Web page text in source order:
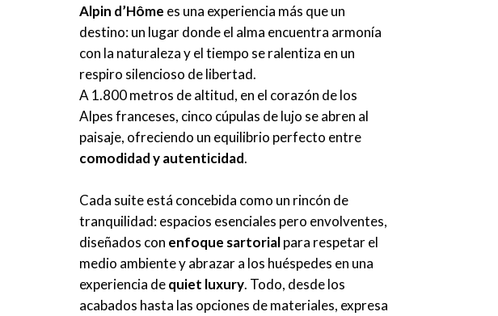
Alpin d’Hôme es una experiencia más que un
destino: un lugar donde el alma encuentra armonía
con la naturaleza y el tiempo se ralentiza en un
respiro silencioso de libertad.
A 1.800 metros de altitud, en el corazón de los
Alpes franceses, cinco cúpulas de lujo se abren al
paisaje, ofreciendo un equilibrio perfecto entre
comodidad y autenticidad.
Cada suite está concebida como un rincón de
tranquilidad: espacios esenciales pero envolventes,
diseñados con enfoque sartorialpara respetar el
medio ambiente y abrazar a los huéspedes en una
experiencia dequiet luxury. Todo, desde los
acabados hasta las opciones de materiales, expresa